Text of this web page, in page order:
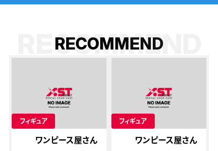
RECOMMEND
RECOMMEND
フィギュア
ワンピース屋さん
フィギュア
ワンピース屋さん